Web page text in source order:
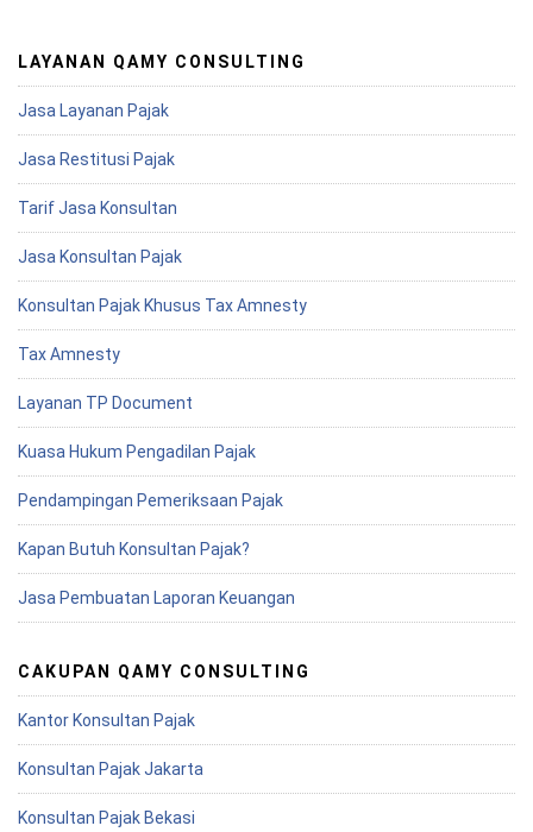
LAYANAN QAMY CONSULTING
Jasa Layanan Pajak
Jasa Restitusi Pajak
Tarif Jasa Konsultan
Jasa Konsultan Pajak
Konsultan Pajak Khusus Tax Amnesty
Tax Amnesty
Layanan TP Document
Kuasa Hukum Pengadilan Pajak
Pendampingan Pemeriksaan Pajak
Kapan Butuh Konsultan Pajak?
Jasa Pembuatan Laporan Keuangan
CAKUPAN QAMY CONSULTING
Kantor Konsultan Pajak
Konsultan Pajak Jakarta
Konsultan Pajak Bekasi